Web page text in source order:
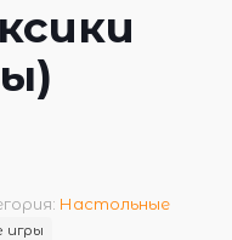
Настольные
игры